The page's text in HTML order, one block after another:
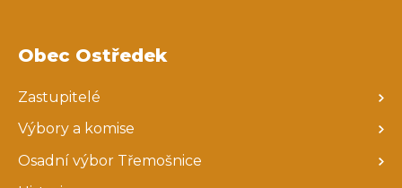
Obec Ostředek
Zastupitelé
Výbory a komise
Osadní výbor Třemošnice